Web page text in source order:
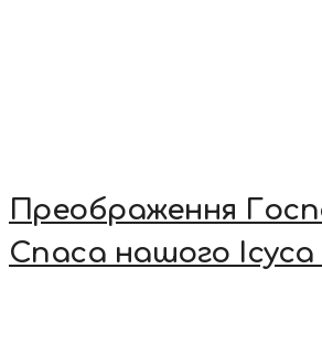
Преображення
Спаса нашого